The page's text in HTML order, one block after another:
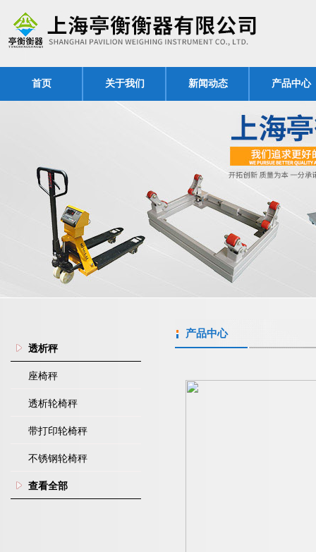
首页 关于我们 新闻动态 产品中心
透析秤
座椅秤
透析轮椅秤
带打印轮椅秤
不锈钢轮椅秤
查看全部
产品中心